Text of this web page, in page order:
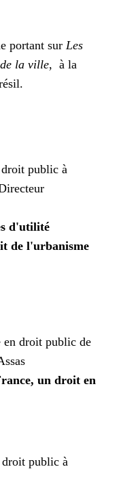
portant sur Les
la ville, à la
droit public à
d'utilité
de l'urbanisme
en droit public de
un droit en
droit public à